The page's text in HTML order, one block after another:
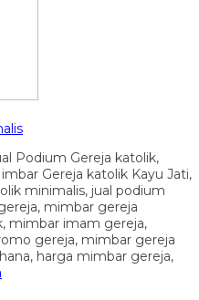
Podium Gereja katolik,
Gereja katolik Kayu Jati,
minimalis, jual podium
mimbar gereja
mimbar imam gereja,
gereja, mimbar gereja
harga mimbar gereja,